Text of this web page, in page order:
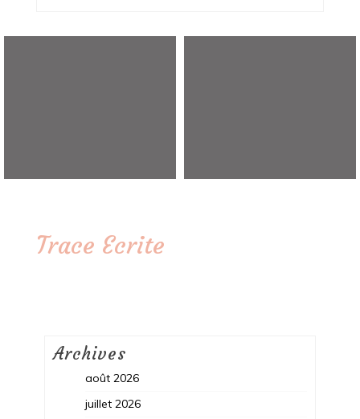
Trace Ecrite
Archives
août 2026
juillet 2026